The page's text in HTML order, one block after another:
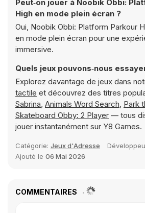
Peut‑on jouer à Noobik Obbi:
High en mode plein écran ?
Oui, Noobik Obbi: Platform Parkour
en mode plein écran pour une
immersive.
Quels jeux pouvons‑nous
Explorez davantage de jeux dans
tactile et découvrez des titres
Sabrina, Animals Word Search, Park
Skateboard Obby: 2 Player — tous
jouer instantanément sur Y8 Games.
Catégorie: Jeux d'Adresse
Ajouté le 06 Mai 2026
COMMENTAIRES